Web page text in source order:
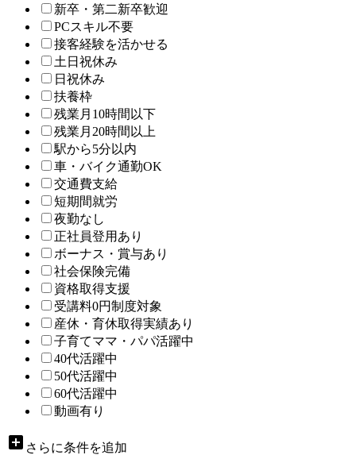
新卒・第二新卒歓迎
PCスキル不要
接客経験を活かせる
土日祝休み
日祝休み
扶養枠
残業月10時間以下
残業月20時間以上
駅から5分以内
車・バイク通勤OK
交通費支給
短期間就労
夜勤なし
正社員登用あり
ボーナス・賞与あり
社会保険完備
資格取得支援
受講料0円制度対象
産休・育休取得実績あり
子育てママ・パパ活躍中
40代活躍中
50代活躍中
60代活躍中
動画有り
add_box さらに条件を追加